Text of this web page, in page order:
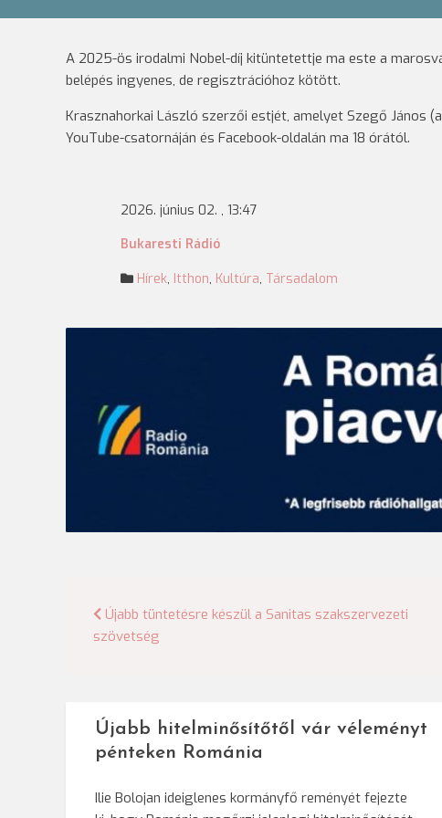
A 2025-ös irodalmi Nobel-díj kitüntetettje ma este a
belépés ingyenes, de regisztrációhoz kötött.
Krasznahorkai László szerzői estjét, amelyet Szegő János
YouTube-csatornáján és Facebook-oldalán ma 18 órától.
2026. június 02. , 13:47
Bukaresti Rádió
Hírek, Itthon, Kultúra, Társadalom
Bejegyzés
navigáció
Újabb tüntetésre készül a Sanitas szakszervezeti
szövetség
Újabb hitelminősítőtől vár véleményt
pénteken Románia
Ilie Bolojan ideiglenes kormányfő reményét fejezte